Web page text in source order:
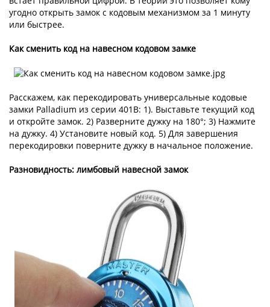
угодно открыть замок с кодовым механизмом за 1 минуту
или быстрее.
Как сменить код на навесном кодовом замке
Расскажем, как перекодировать универсальные кодовые
замки Palladium из серии 401B: 1). Выставьте текущий код
и откройте замок. 2) Разверните дужку на 180°; 3) Нажмите
на дужку. 4) Установите новый код. 5) Для завершения
перекодировки поверните дужку в начальное положение.
Разновидность: лимбовый навесной замок